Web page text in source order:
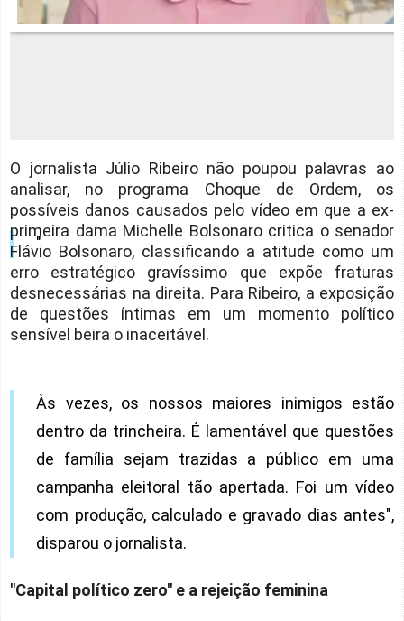
O jornalista Júlio Ribeiro não poupou palavras ao
analisar, no programa Choque de Ordem, os
possíveis danos causados pelo vídeo em que a ex-
primeira dama Michelle Bolsonaro critica o senador
Flávio Bolsonaro, classificando a atitude como um
erro estratégico gravíssimo que expõe fraturas
desnecessárias na direita. Para Ribeiro, a exposição
de questões íntimas em um momento político
sensível beira o inaceitável.
"
Às vezes, os nossos maiores inimigos estão
dentro da trincheira. É lamentável que questões
de família sejam trazidas a público em uma
campanha eleitoral tão apertada. Foi um vídeo
com produção, calculado e gravado dias antes",
disparou o jornalista.
"Capital político zero" e a rejeição feminina